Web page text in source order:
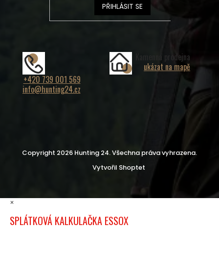
PŘIHLÁSIT SE
+420 739 001 569
info@hunting24.cz
Kamenná prodejna
ukázat na mapě
Vytvořil Shoptet
Copyright 2026 Hunting 24. Všechna práva vyhrazena.
×
SPLÁTKOVÁ KALKULAČKA ESSOX